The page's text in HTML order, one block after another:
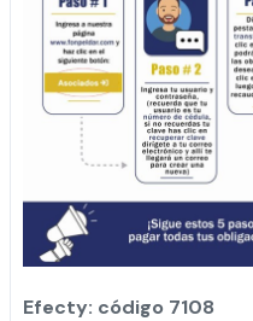
Efecty: código 7108